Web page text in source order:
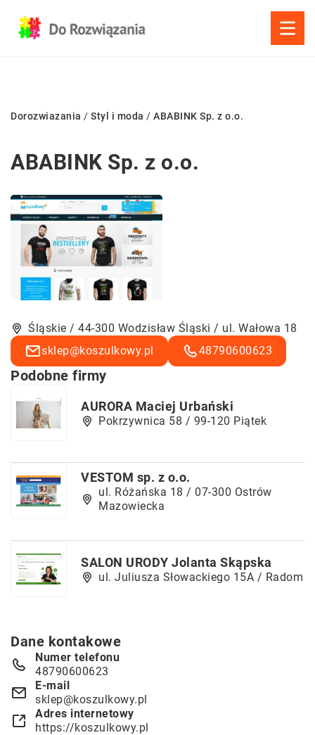
Dorozwiazania / Styl i moda / ABABINK Sp. z o.o.
ABABINK Sp. z o.o.
Śląskie / 44-300 Wodzisław Śląski / ul. Wałowa 18
sklep@koszulkowy.pl
48790600623
Podobne firmy
AURORA Maciej Urbański
Pokrzywnica 58 / 99-120 Piątek
VESTOM sp. z o.o.
ul. Różańska 18 / 07-300 Ostrów
Mazowiecka
SALON URODY Jolanta Skąpska
ul. Juliusza Słowackiego 15A / Radom
Dane kontakowe
Numer telefonu
48790600623
E-mail
sklep@koszulkowy.pl
Adres internetowy
https://koszulkowy.pl